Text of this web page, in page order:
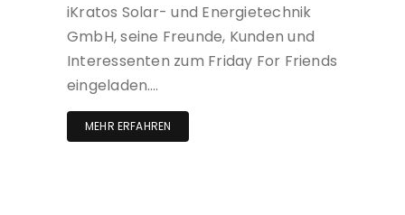
iKratos Solar- und Energietechnik
GmbH, seine Freunde, Kunden und
Interessenten zum Friday For Friends
eingeladen….
MEHR ERFAHREN